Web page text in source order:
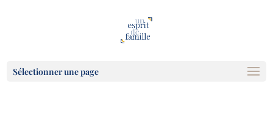
Sélectionner une page